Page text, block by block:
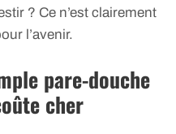
? Ce n’est clairement
l’avenir.
pare-douche
cher